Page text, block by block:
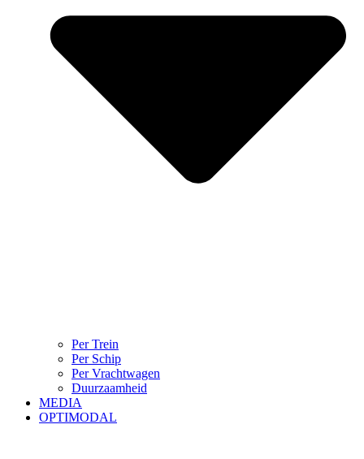
Per Trein
Per Schip
Per Vrachtwagen
Duurzaamheid
MEDIA
OPTIMODAL